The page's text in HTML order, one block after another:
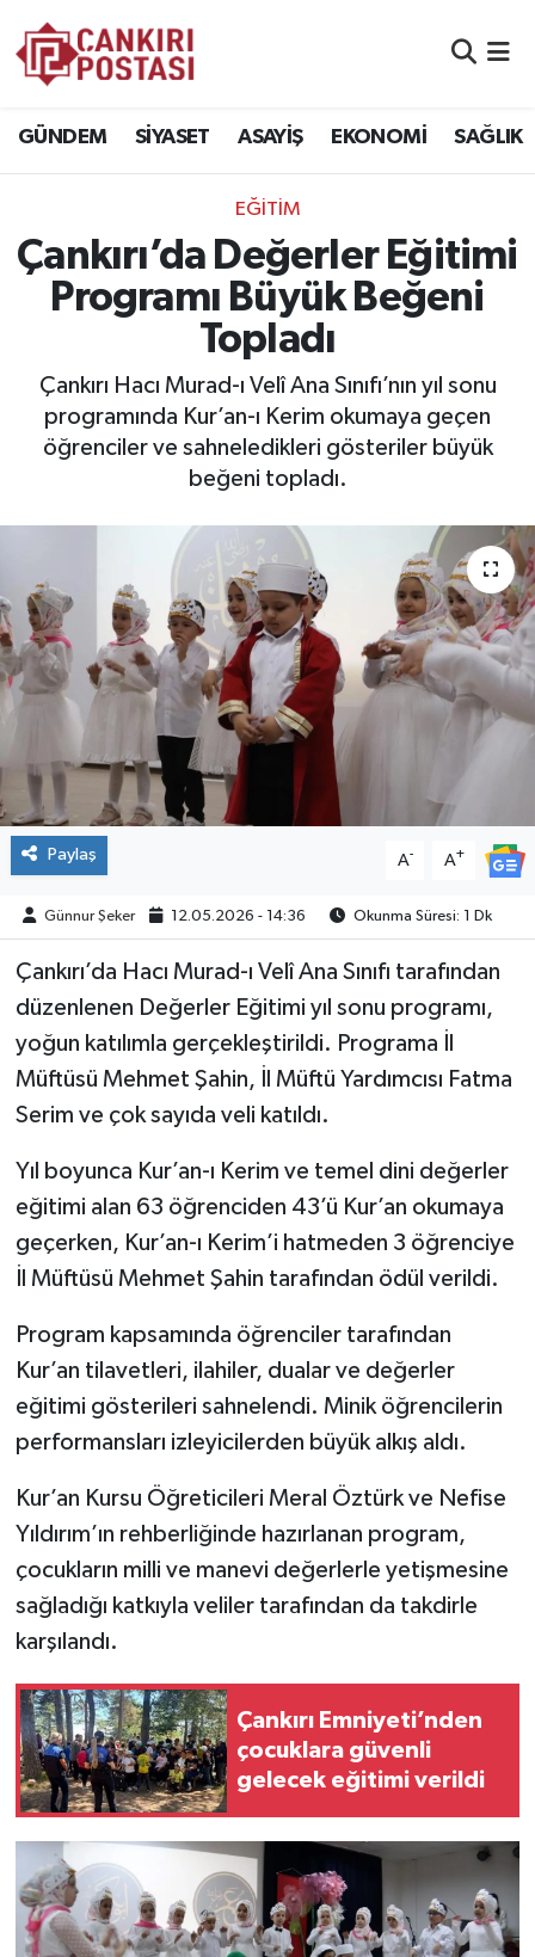
GÜNDEM SİYASET ASAYİŞ EKONOMİ SAĞLIK
EĞİTİM
Çankırı’da Değerler Eğitimi
Programı Büyük Beğeni
Topladı
Çankırı Hacı Murad-ı Velî Ana Sınıfı’nın yıl sonu
programında Kur’an-ı Kerim okumaya geçen
öğrenciler ve sahneledikleri gösteriler büyük
beğeni topladı.
Paylaş A- A+
Günnur Şeker 12.05.2026 - 14:36 Okunma Süresi: 1 Dk
Çankırı’da Hacı Murad-ı Velî Ana Sınıfı tarafından
düzenlenen Değerler Eğitimi yıl sonu programı,
yoğun katılımla gerçekleştirildi. Programa İl
Müftüsü Mehmet Şahin, İl Müftü Yardımcısı Fatma
Serim ve çok sayıda veli katıldı.
Yıl boyunca Kur’an-ı Kerim ve temel dini değerler
eğitimi alan 63 öğrenciden 43’ü Kur’an okumaya
geçerken, Kur’an-ı Kerim’i hatmeden 3 öğrenciye
İl Müftüsü Mehmet Şahin tarafından ödül verildi.
Program kapsamında öğrenciler tarafından
Kur’an tilavetleri, ilahiler, dualar ve değerler
eğitimi gösterileri sahnelendi. Minik öğrencilerin
performansları izleyicilerden büyük alkış aldı.
Kur’an Kursu Öğreticileri Meral Öztürk ve Nefise
Yıldırım’ın rehberliğinde hazırlanan program,
çocukların milli ve manevi değerlerle yetişmesine
sağladığı katkıyla veliler tarafından da takdirle
karşılandı.
Çankırı Emniyeti’nden
çocuklara güvenli
gelecek eğitimi verildi
EKONOMİ
SPOR
EĞİTİM
İLÇELER
RESMİ İLANLAR
KÜLTÜR
TURİZM
MAGAZİN
VEFAT
BİLİM&TEKNOLOJİ
TÜRKİYE
DÜNYA
Trafik Durumu
Süper Lig Puan Durumu ve Fikstür
Tüm Manşetler
Son Dakika Haberleri